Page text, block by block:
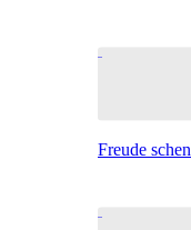
Freude